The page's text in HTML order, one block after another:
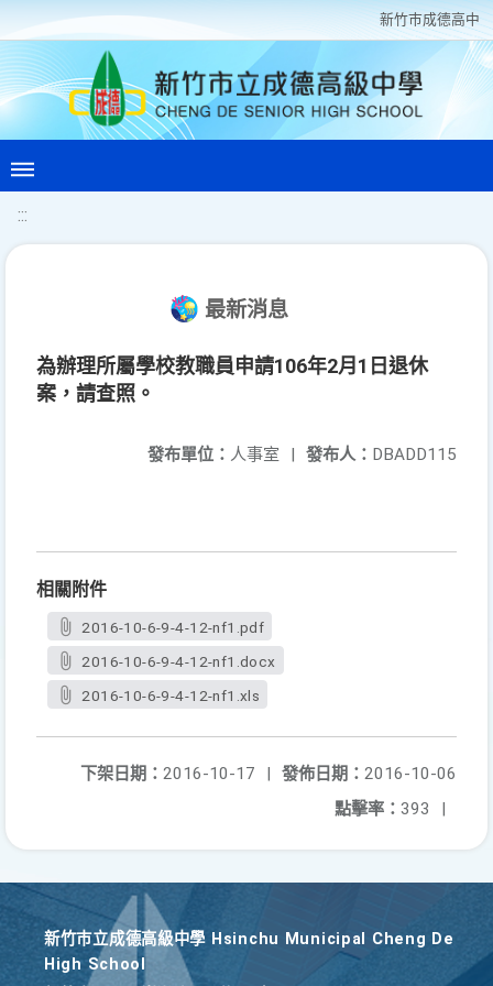
新竹巿成德高中
:::
最新消息
為辦理所屬學校教職員申請106年2月1日退休
案，請查照。
發布人： DBADD115
發布單位： 人事室 |
相關附件
2016-10-6-9-4-12-nf1.pdf
2016-10-6-9-4-12-nf1.docx
2016-10-6-9-4-12-nf1.xls
發佈日期： 2016-10-06
下架日期： 2016-10-17
|
點擊率： 393 |
新竹巿立成德高級中學 Hsinchu Municipal Cheng De
High School